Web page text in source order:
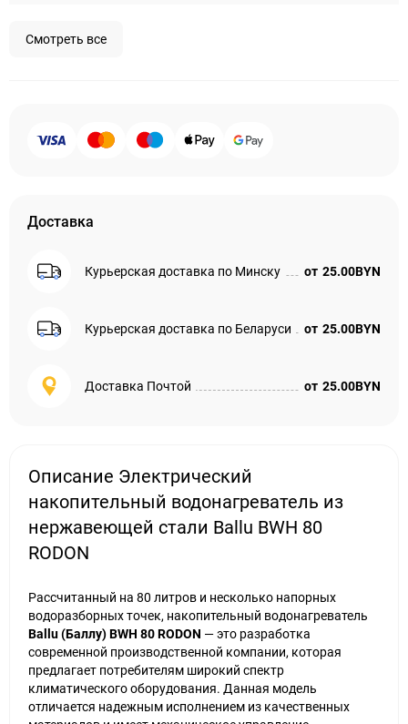
Смотреть все
Доставка
Курьерская доставка по Минску от 25.00BYN
Курьерская доставка по Беларуси от 25.00BYN
Доставка Почтой от 25.00BYN
Описание Электрический
накопительный водонагреватель из
нержавеющей стали Ballu BWH 80
RODON
Рассчитанный на 80 литров и несколько напорных
водоразборных точек, накопительный водонагреватель
Ballu (Баллу) BWH 80 RODON — это разработка
современной производственной компании, которая
предлагает потребителям широкий спектр
климатического оборудования. Данная модель
отличается надежным исполнением из качественных